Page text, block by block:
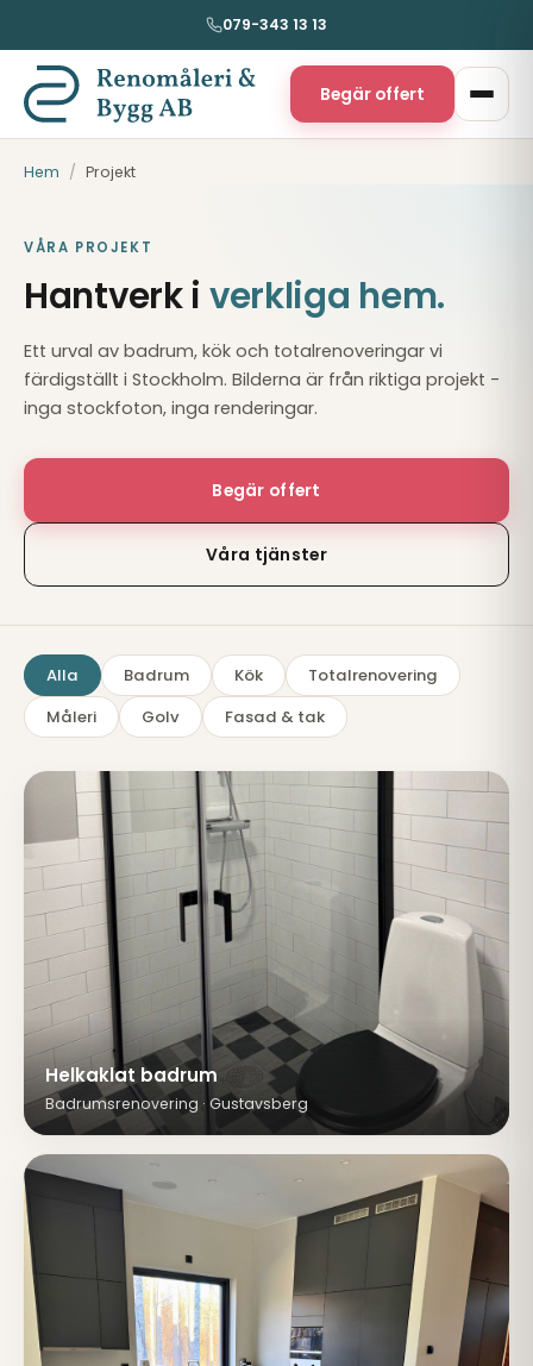
079-343 13 13
Begär offert
Hem / Projekt
VÅRA PROJEKT
Hantverk i verkliga hem.
Ett urval av badrum, kök och totalrenoveringar vi
färdigställt i Stockholm. Bilderna är från riktiga projekt -
inga stockfoton, inga renderingar.
Begär offert
Våra tjänster
Alla Badrum Kök
Totalrenovering
Måleri
Golv Fasad & tak
Helkaklat badrum
Badrumsrenovering · Gustavsberg